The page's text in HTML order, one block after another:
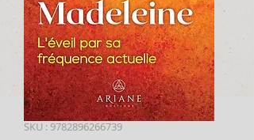
SKU : 9782896266739